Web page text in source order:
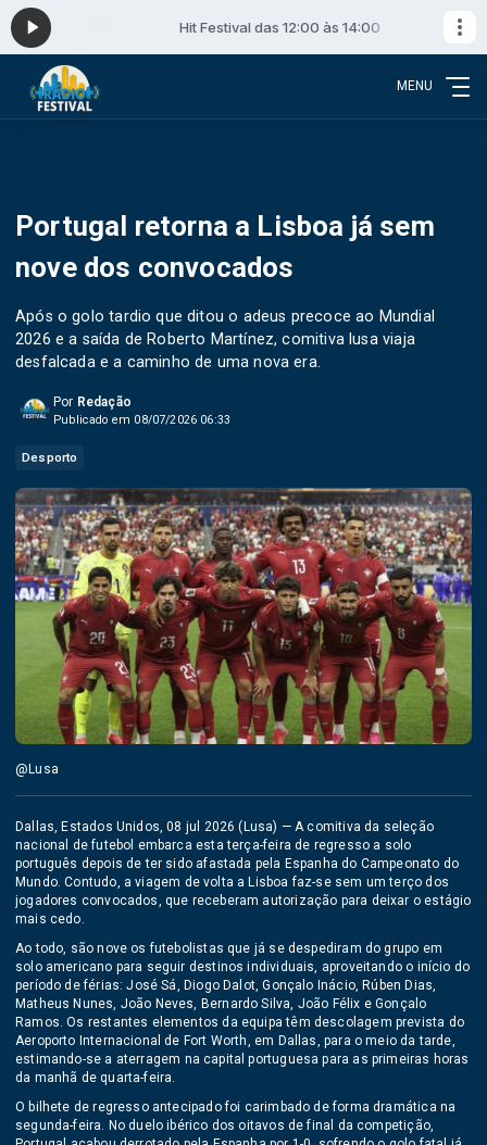
Hit Festival das 12:00 às 14:00
MENU
Portugal retorna a Lisboa já sem
nove dos convocados
Após o golo tardio que ditou o adeus precoce ao Mundial
2026 e a saída de Roberto Martínez, comitiva lusa viaja
desfalcada e a caminho de uma nova era.
Por Redação
Publicado em 08/07/2026 06:33
Desporto
@Lusa
Dallas, Estados Unidos, 08 jul 2026 (Lusa) — A comitiva da seleção
nacional de futebol embarca esta terça-feira de regresso a solo
português depois de ter sido afastada pela Espanha do Campeonato do
Mundo. Contudo, a viagem de volta a Lisboa faz-se sem um terço dos
jogadores convocados, que receberam autorização para deixar o estágio
mais cedo.
Ao todo, são nove os futebolistas que já se despediram do grupo em
solo americano para seguir destinos individuais, aproveitando o início do
período de férias: José Sá, Diogo Dalot, Gonçalo Inácio, Rúben Dias,
Matheus Nunes, João Neves, Bernardo Silva, João Félix e Gonçalo
Ramos. Os restantes elementos da equipa têm descolagem prevista do
Aeroporto Internacional de Fort Worth, em Dallas, para o meio da tarde,
estimando-se a aterragem na capital portuguesa para as primeiras horas
da manhã de quarta-feira.
O bilhete de regresso antecipado foi carimbado de forma dramática na
segunda-feira. No duelo ibérico dos oitavos de final da competição,